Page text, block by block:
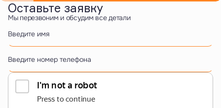
Оставьте заявку
Мы перезвоним и обсудим все детали
Введите имя
Введите номер телефона